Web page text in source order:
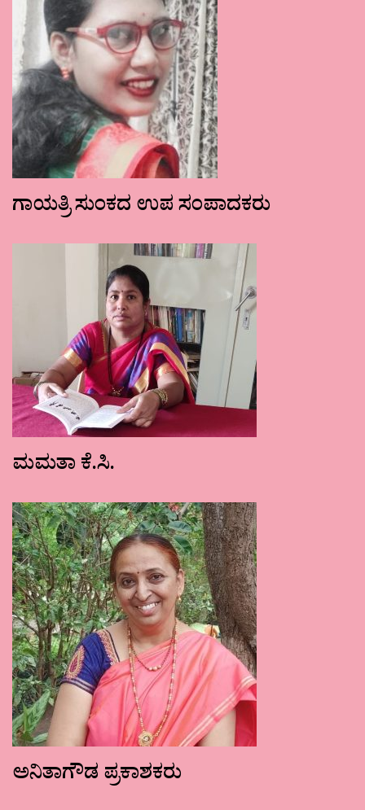
ಗಾಯತ್ರಿ ಸುಂಕದ ಉಪ ಸಂಪಾದಕರು
ಮಮತಾ ಕೆ.ಸಿ.
ಅನಿತಾಗೌಡ ಪ್ರಕಾಶಕರು